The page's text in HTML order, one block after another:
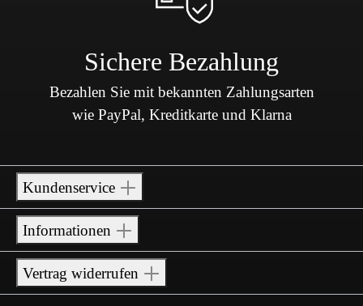
Sichere Bezahlung
Bezahlen Sie mit bekannten Zahlungsarten
wie PayPal, Kreditkarte und Klarna
Kundenservice
Informationen
Vertrag widerrufen